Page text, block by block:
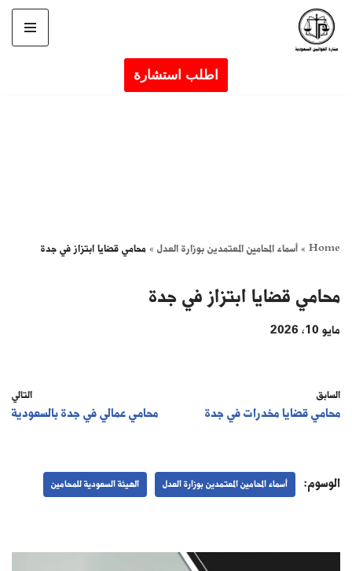
تخطى
اطلب استشارة
Home
»أسماء المحامين المعتمدين بوزارة العدل »محامي قضايا ابتزاز في جدة
محامي قضايا ابتزاز في جدة
مايو 10, 2026
السابق
محامي قضايا مخدرات في جدة
التالي
محامي عمالي في جدة بالسعودية
الوسوم: أسماء المحامين المعتمدين بوزارة العدل الهيئة السعودية للمحامين